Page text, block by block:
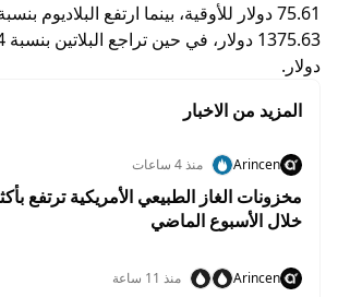
دولار.
المزيد من الاخبار
Arincen منذ 4 ساعات
مخزونات الغاز الطبيعي الأمريكية ترتفع
خلال الأسبوع الماضي
Arincen منذ 11 ساعة